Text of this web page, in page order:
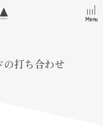
Menu
Menu
打ち合わせ